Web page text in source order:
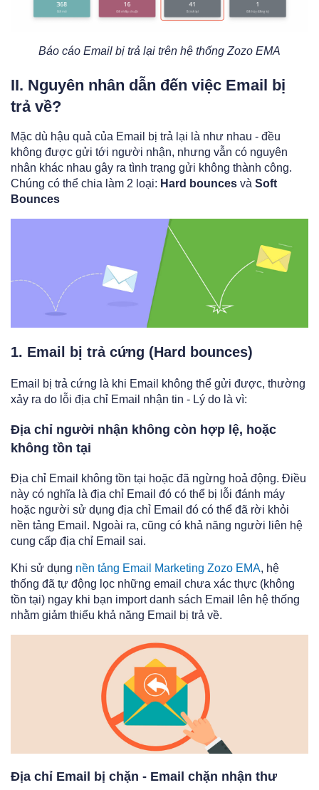
Báo cáo Email bị trả lại trên hệ thống Zozo EMA
II. Nguyên nhân dẫn đến việc Email bị
trả về?
Mặc dù hậu quả của Email bị trả lại là như nhau - đều
không được gửi tới người nhận, nhưng vẫn có nguyên
nhân khác nhau gây ra tình trạng gửi không thành công.
Chúng có thể chia làm 2 loại: Hard bounces và Soft
Bounces
1. Email bị trả cứng (Hard bounces)
Email bị trả cứng là khi Email không thể gửi được, thường
xảy ra do lỗi địa chỉ Email nhận tin - Lý do là vì:
Địa chỉ người nhận không còn hợp lệ, hoặc
không tồn tại
Địa chỉ Email không tồn tại hoặc đã ngừng hoả động. Điều
này có nghĩa là địa chỉ Email đó có thể bị lỗi đánh máy
hoặc người sử dụng địa chỉ Email đó có thể đã rời khỏi
nền tảng Email. Ngoài ra, cũng có khả năng người liên hệ
cung cấp địa chỉ Email sai.
Khi sử dụng nền tảng Email Marketing Zozo EMA, hệ
thống đã tự động lọc những email chưa xác thực (không
tồn tại) ngay khi bạn import danh sách Email lên hệ thống
nhằm giảm thiểu khả năng Email bị trả về.
Địa chỉ Email bị chặn - Email chặn nhận thư